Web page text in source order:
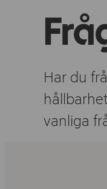
Har du
vanliga